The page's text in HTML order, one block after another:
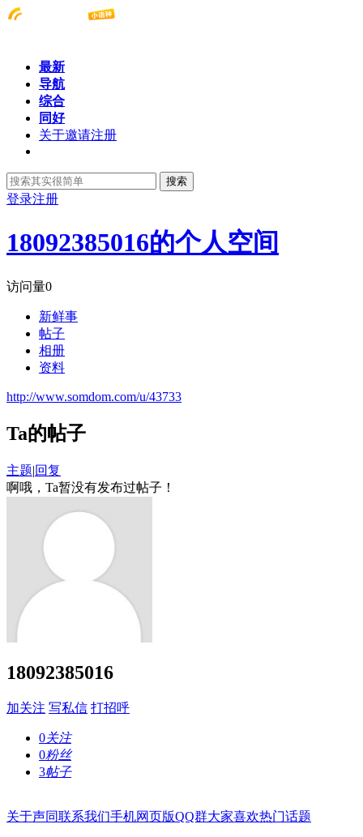
最新
导航
综合
同好
关于邀请注册
搜索
登录注册
18092385016的个人空间
访问量0
新鲜事
帖子
相册
资料
http://www.somdom.com/u/43733
Ta的帖子
主题|回复
啊哦，Ta暂没有发布过帖子！
18092385016
加关注 写私信 打招呼
0关注
0粉丝
3帖子
关于声同联系我们手机网页版QQ群大家喜欢热门话题